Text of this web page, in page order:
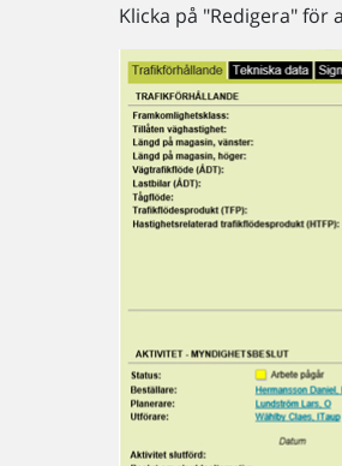
Klicka på "Redigera" för